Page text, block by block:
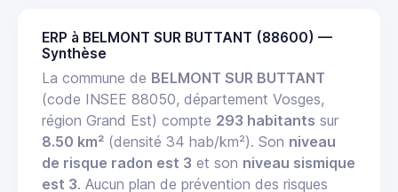
ERP à BELMONT SUR BUTTANT (88600) —
Synthèse
La commune de BELMONT SUR BUTTANT
(code INSEE 88050, département Vosges,
région Grand Est) compte 293 habitants sur
8.50 km² (densité 34 hab/km²). Son niveau
de risque radon est 3 et son niveau sismique
est 3. Aucun plan de prévention des risques